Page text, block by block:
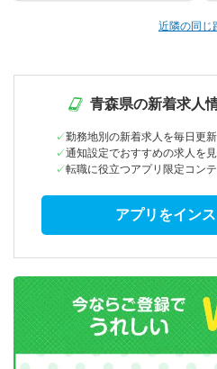
近隣の同じ
青森県の新着求人
勤務地別の新着求人を毎日更新
通知設定でおすすめの求人を
転職に役立つアプリ限定コン
アプリをイン